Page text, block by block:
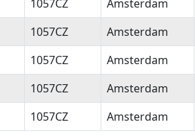
1057CZ Amsterdam
1057CZ Amsterdam
1057CZ Amsterdam
1057CZ Amsterdam
1057CZ Amsterdam